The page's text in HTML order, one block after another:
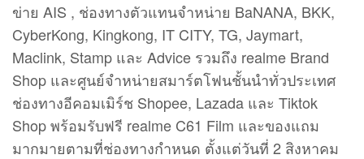
ข่าย AIS , ช่องทางตัวแทนจำหน่าย BaNANA, BKK,
CyberKong, Kingkong, IT CITY, TG, Jaymart,
Maclink, Stamp และ Advice รวมถึง realme Brand
Shop และศูนย์จำหน่ายสมาร์ตโฟนชั้นนำทั่วประเทศ
ช่องทางอีคอมเมิร์ช Shopee, Lazada และ Tiktok
Shop พร้อมรับฟรี realme C61 Film และของแถม
มากมายตามที่ช่องทางกำหนด ตั้งแต่วันที่ 2 สิงหาคม